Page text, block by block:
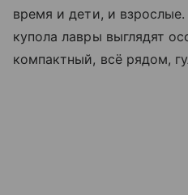
время и дети, и
купола лавры выглядят
компактный, всё рядом,